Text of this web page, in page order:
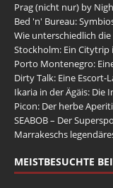
Prag (nicht nur) by
Bed 'n' Bureau:
Wie unterschiedlich
Stockholm: Ein Citytrip
Porto Montenegro:
Dirty Talk: Eine Escort-
Ikaria in der Ägäis: Die
Picon: Der herbe
SEABOB – Der
Marrakeschs
MEISTBESUCHTE